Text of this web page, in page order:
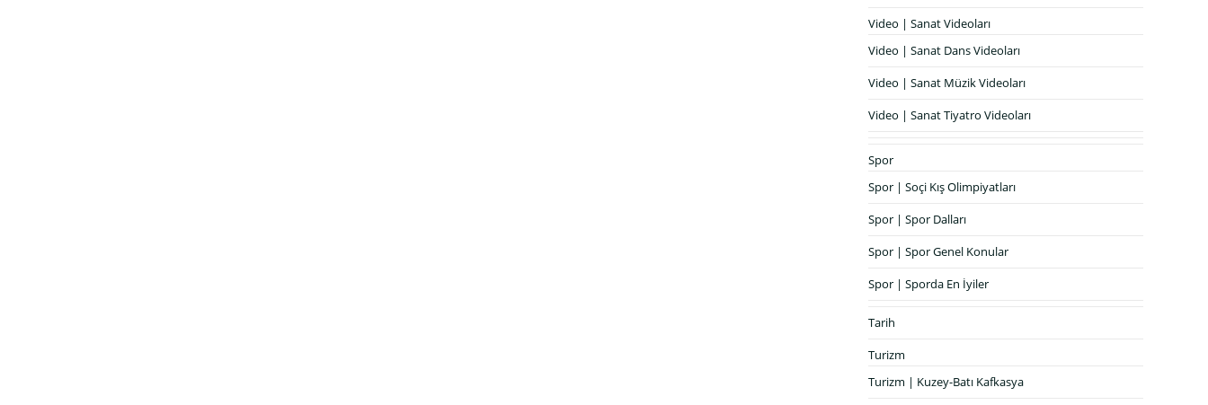
Video | Sanat Videoları
Video | Sanat Dans Videoları
Video | Sanat Müzik Videoları
Video | Sanat Tiyatro Videoları
Spor
Spor | Soçi Kış Olimpiyatları
Spor | Spor Dalları
Spor | Spor Genel Konular
Spor | Sporda En İyiler
Tarih
Turizm
Turizm | Kuzey-Batı Kafkasya